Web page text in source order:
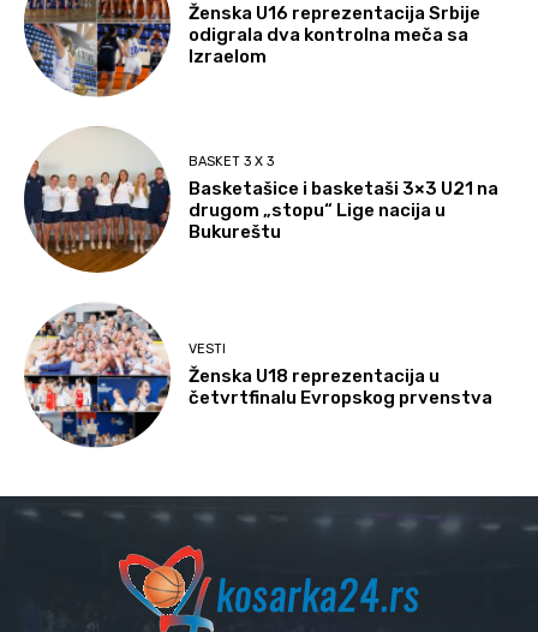
Ženska U16 reprezentacija Srbije
odigrala dva kontrolna meča sa
Izraelom
BASKET 3 X 3
Basketašice i basketaši 3×3 U21 na
drugom „stopu“ Lige nacija u
Bukureštu
VESTI
Ženska U18 reprezentacija u
četvrtfinalu Evropskog prvenstva